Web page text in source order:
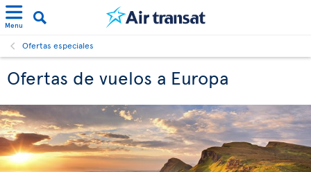
Menu
Ofertas especiales
Ofertas de vuelos a Europa